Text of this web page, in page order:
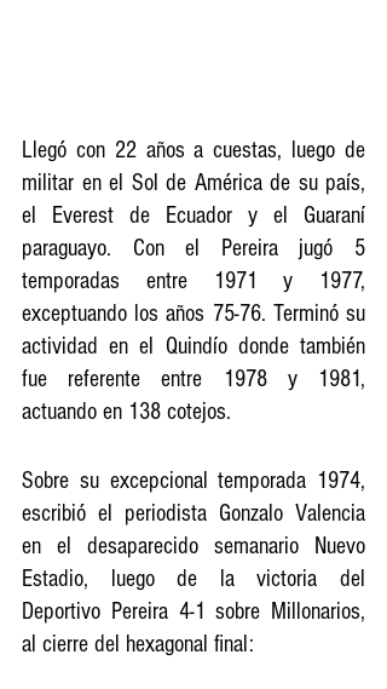
Llegó con 22 años a cuestas, luego de
militar en el Sol de América de su país,
el Everest de Ecuador y el Guaraní
paraguayo. Con el Pereira jugó 5
temporadas entre 1971 y 1977,
exceptuando los años 75-76. Terminó su
actividad en el Quindío donde también
fue referente entre 1978 y 1981,
actuando en 138 cotejos.
Sobre su excepcional temporada 1974,
escribió el periodista Gonzalo Valencia
en el desaparecido semanario Nuevo
Estadio, luego de la victoria del
Deportivo Pereira 4-1 sobre Millonarios,
al cierre del hexagonal final: